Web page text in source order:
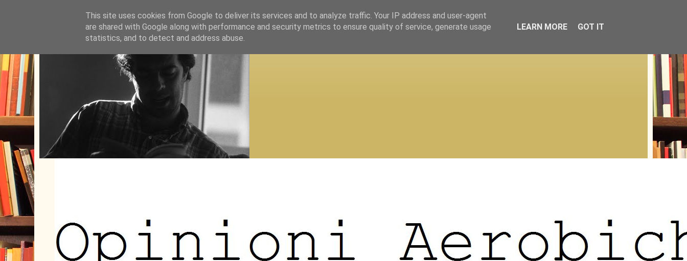
This site uses cookies from Google to deliver its services and to analyze traffic. Your IP address and user-agent
are shared with Google along with performance and security metrics to ensure quality of service, generate usage
statistics, and to detect and address abuse.
LEARN MORE GOT IT